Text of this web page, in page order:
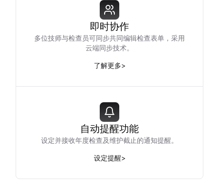
即时协作
多位技师与检查员可同步共同编辑检查表单，采用
云端同步技术。
了解更多>
自动提醒功能
设定并接收年度检查及维护截止的通知提醒。
设定提醒>